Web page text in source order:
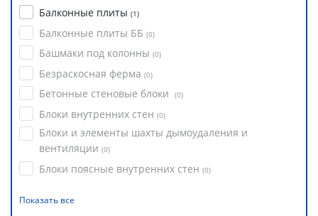
Балконные плиты (1)
Балконные плиты ББ (0)
Башмаки под колонны (0)
Безраскосная ферма (0)
Бетонные стеновые блоки (0)
Блоки внутренних стен (0)
Блоки и элементы шахты дымоудаления и
вентиляции (0)
Блоки поясные внутренних стен (0)
Показать все